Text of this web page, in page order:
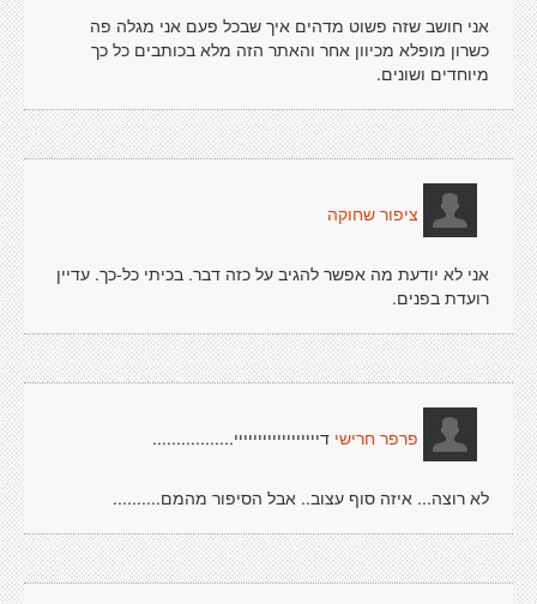
אני חושב שזה פשוט מדהים איך שבכל פעם אני מגלה פה
כשרון מופלא מכיוון אחר והאתר הזה מלא בכותבים כל כך
מיוחדים ושונים.
ציפור שחוקה
אני לא יודעת מה אפשר להגיב על כזה דבר. בכיתי כל-כך. עדיין
רועדת בפנים.
פרפר חרישי דיייייייייייייייייי.................
לא רוצה... איזה סוף עצוב.. אבל הסיפור מהמם..........